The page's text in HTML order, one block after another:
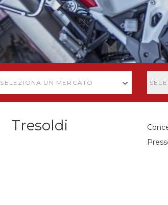
SELEZIONA UN MERCATO
Tresoldi